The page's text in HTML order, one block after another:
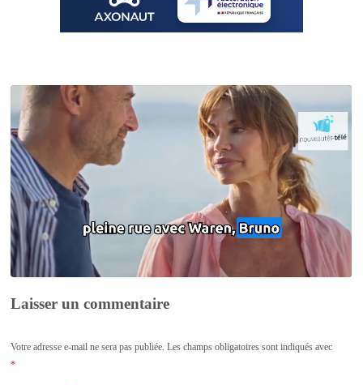
Laisser un commentaire
Votre adresse e-mail ne sera pas publiée. Les champs obligatoires sont indiqués avec
*